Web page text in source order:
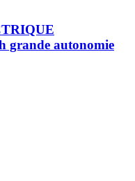
grande autonomie